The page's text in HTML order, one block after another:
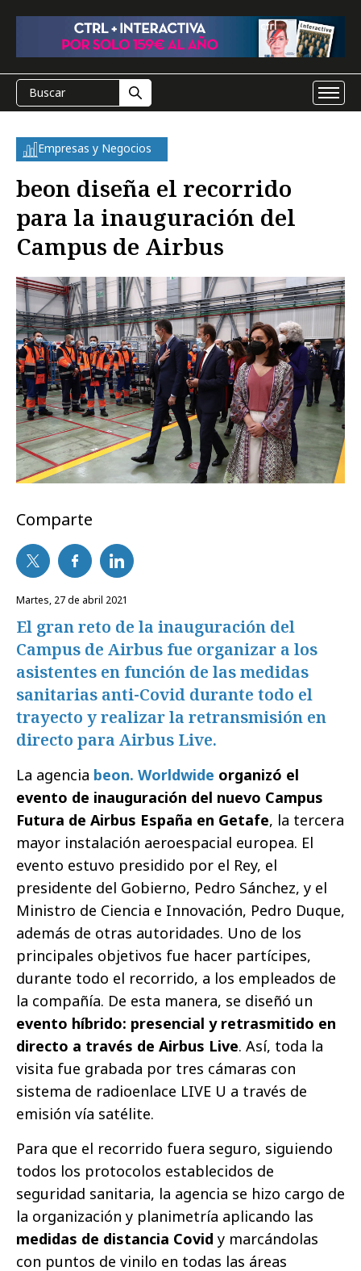
Empresas y Negocios
beon diseña el recorrido
para la inauguración del
Campus de Airbus
Comparte
martes, 27 de abril 2021
El gran reto de la inauguración del
Campus de Airbus fue organizar a los
asistentes en función de las medidas
sanitarias anti-Covid durante todo el
trayecto y realizar la retransmisión en
directo para Airbus Live.
La agencia beon. Worldwide organizó el
evento de inauguración del nuevo Campus
Futura de Airbus España en Getafe, la tercera
mayor instalación aeroespacial europea. El
evento estuvo presidido por el Rey, el
presidente del Gobierno, Pedro Sánchez, y el
Ministro de Ciencia e Innovación, Pedro Duque,
además de otras autoridades. Uno de los
principales objetivos fue hacer partícipes,
durante todo el recorrido, a los empleados de
la compañía. De esta manera, se diseñó un
evento híbrido: presencial y retrasmitido en
directo a través de Airbus Live. Así, toda la
visita fue grabada por tres cámaras con
sistema de radioenlace LIVE U a través de
emisión vía satélite.
Para que el recorrido fuera seguro, siguiendo
todos los protocolos establecidos de
seguridad sanitaria, la agencia se hizo cargo de
la organización y planimetría aplicando las
medidas de distancia Covid y marcándolas
con puntos de vinilo en todas las áreas